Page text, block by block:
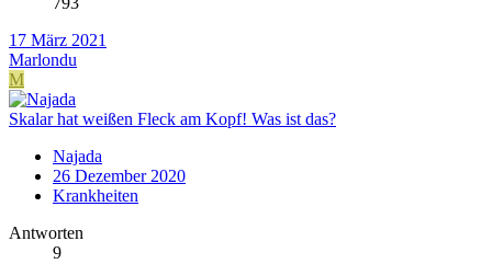
17 März 2021
Marlondu
M
Skalar hat weißen Fleck am Kopf! Was ist das?
Najada
26 Dezember 2020
Krankheiten
Antworten
9